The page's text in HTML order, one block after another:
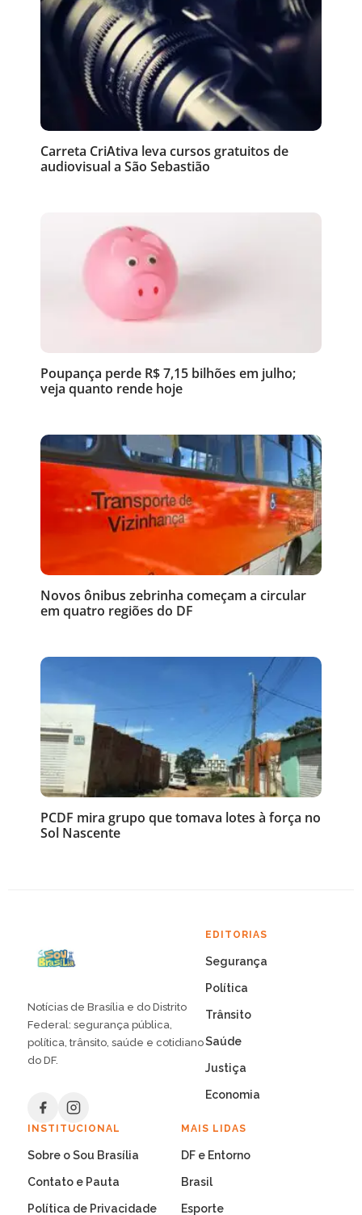
Carreta CriAtiva leva cursos gratuitos de
audiovisual a São Sebastião
Poupança perde R$ 7,15 bilhões em julho;
veja quanto rende hoje
Novos ônibus zebrinha começam a circular
em quatro regiões do DF
PCDF mira grupo que tomava lotes à força no
Sol Nascente
Notícias de Brasília e do Distrito
Federal: segurança pública,
política, trânsito, saúde e cotidiano
do DF.
EDITORIAS
Segurança
Política
Trânsito
Saúde
Justiça
Economia
INSTITUCIONAL
Sobre o Sou Brasília
Contato e Pauta
Política de Privacidade
MAIS LIDAS
DF e Entorno
Brasil
Esporte